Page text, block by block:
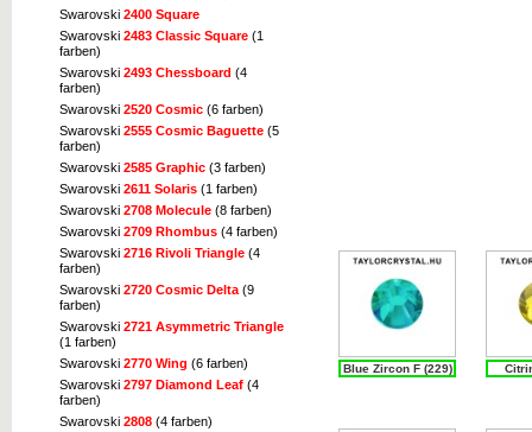
Swarovski 2400 Square
Swarovski 2483 Classic Square (1
farben)
Swarovski 2493 Chessboard (4
farben)
Swarovski 2520 Cosmic (6 farben)
Swarovski 2555 Cosmic Baguette (5
farben)
Swarovski 2585 Graphic (3 farben)
Swarovski 2611 Solaris (1 farben)
Swarovski 2708 Molecule (8 farben)
Swarovski 2709 Rhombus (4 farben)
Swarovski 2716 Rivoli Triangle (4
farben)
Swarovski 2720 Cosmic Delta (9
farben)
Swarovski 2721 Asymmetric Triangle
(1 farben)
Swarovski 2770 Wing (6 farben)
Swarovski 2797 Diamond Leaf (4
farben)
Swarovski 2808 (4 farben)
Blue Zircon F (229)